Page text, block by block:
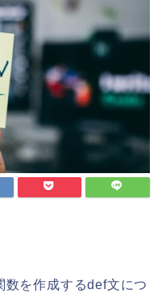
を作成するdef文につ